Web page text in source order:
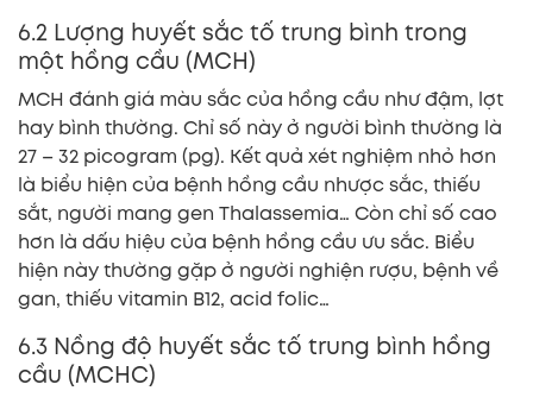
6.2 Lượng huyết sắc tố trung bình trong
một hồng cầu (MCH)
MCH đánh giá màu sắc của hồng cầu như đậm, lợt
hay bình thường. Chỉ số này ở người bình thường là
27 – 32 picogram (pg). Kết quả xét nghiệm nhỏ hơn
là biểu hiện của bệnh hồng cầu nhược sắc, thiếu
sắt, người mang gen Thalassemia… Còn chỉ số cao
hơn là dấu hiệu của bệnh hồng cầu ưu sắc. Biểu
hiện này thường gặp ở người nghiện rượu, bệnh về
gan, thiếu vitamin B12, acid folic…
6.3 Nồng độ huyết sắc tố trung bình hồng
cầu (MCHC)